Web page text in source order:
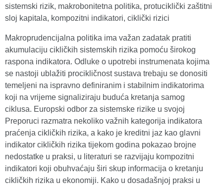
sistemski rizik, makrobonitetna politika, protuciklički zaštitni
sloj kapitala, kompozitni indikatori, ciklički rizici
Makroprudencijalna politika ima važan zadatak pratiti
akumulaciju cikličkih sistemskih rizika pomoću širokog
raspona indikatora. Odluke o upotrebi instrumenata kojima
se nastoji ublažiti procikličnost sustava trebaju se donositi
temeljeni na ispravno definiranim i stabilnim indikatorima
koji na vrijeme signaliziraju buduća kretanja samog
ciklusa. Europski odbor za sistemske rizike u svojoj
Preporuci razmatra nekoliko važnih kategorija indikatora
praćenja cikličkih rizika, a kako je kreditni jaz kao glavni
indikator cikličkih rizika tijekom godina pokazao brojne
nedostatke u praksi, u literaturi se razvijaju kompozitni
indikatori koji obuhvaćaju širi skup informacija o kretanju
cikličkih rizika u ekonomiji. Kako u dosadašnjoj praksi u